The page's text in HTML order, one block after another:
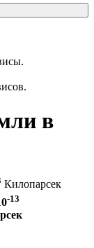
в
Килопарсек
-13